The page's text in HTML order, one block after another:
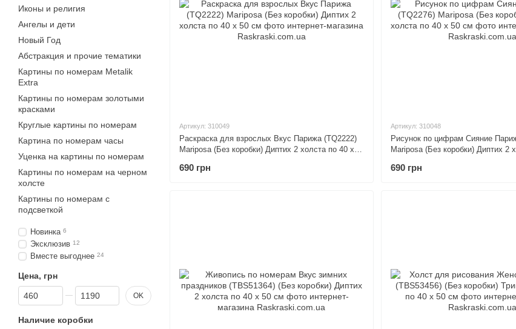
Артикул: 310049
Раскраска для взрослых Вкус Парижа (TQ2222)
Mariposa (Без коробки) Диптих 2 холста по 40 х
690 грн
Артикул: 310048
Рисунок по цифрам Сияние
Mariposa (Без коробки) Диптих 2
690 грн
Иконы и религия
Ангелы и дети
Новый Год
Абстракция и прочие тематики
Картины по номерам Metalik
Extra
Картины по номерам золотыми
красками
Круглые картины по номерам
Картина по номерам часы
Уценка на картины по номерам
Картины по номерам на черном
холсте
Картины по номерам с
подсветкой
Новинка 6
Эксклюзив 12
Вместе выгоднее 24
Цена, грн
От Цена, грн
До Цена, грн OK
Наличие коробки